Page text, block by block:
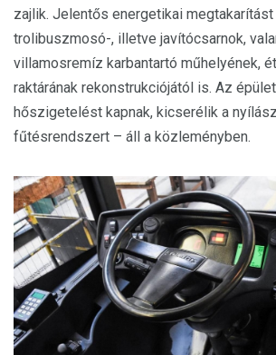
zajlik. Jelentős energetikai megtakarítást
trolibuszmosó-, illetve javítócsarnok,
villamosremíz karbantartó műhelyének,
raktárának rekonstrukciójától is. Az
hőszigetelést kapnak, kicserélik a
fűtésrendszert – áll a közleményben.